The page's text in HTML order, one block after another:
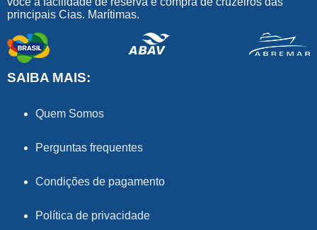
principais Cias. Marítimas.
SAIBA MAIS:
Quem Somos
Perguntas frequentes
Condições de pagamento
Política de privacidade